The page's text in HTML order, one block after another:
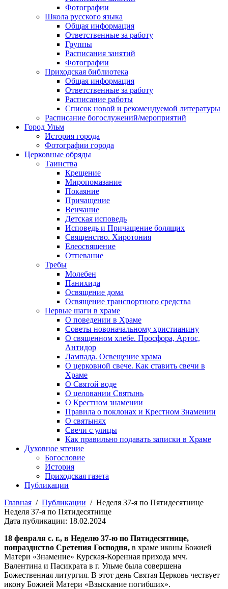
Фотографии
Школа русского языка
Общая информация
Ответственные за работу
Группы
Расписания занятий
Фотографии
Приходская библиотека
Общая информация
Ответственные за работу
Расписание работы
Список новой и рекомендуемой литературы
Расписание богослужений/мероприятий
Город Ульм
История города
Фотографии города
Церковные обряды
Таинства
Крещение
Миропомазание
Покаяние
Причащение
Венчание
Детская исповедь
Исповедь и Причащение болящих
Священство. Хиротония
Елеосвящение
Отпевание
Требы
Молебен
Панихида
Освящение дома
Освящение транспортного средства
Первые шаги в храме
О поведении в Храме
Советы новоначальному христианину
О священном хлебе. Просфора, Артос,
Антидор
Лампада. Освещение храма
О церковной свече. Как ставить свечи в
Храме
О Святой воде
О целовании Святынь
О Крестном знамении
Правила о поклонах и Крестном Знамении
О святынях
Свечи с улицы
Как правильно подавать записки в Храме
Духовное чтение
Богословие
История
Приходская газета
Публикации
Главная / Публикации / Неделя 37-я по Пятидесятнице
Неделя 37-я по Пятидесятнице
Дата публикации: 18.02.2024
18 февраля с. г., в Неделю 37-ю по Пятидесятнице,
попразднство Сретения Господня, в храме иконы Божией
Матери «Знамение» Курская-Коренная прихода мчч.
Валентина и Пасикрата в г. Ульме была совершена
Божественная литургия. В этот день Святая Церковь чествует
икону Божией Матери «Взыскание погибших».